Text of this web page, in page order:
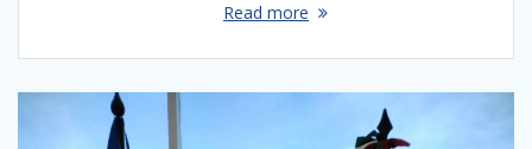
Read more